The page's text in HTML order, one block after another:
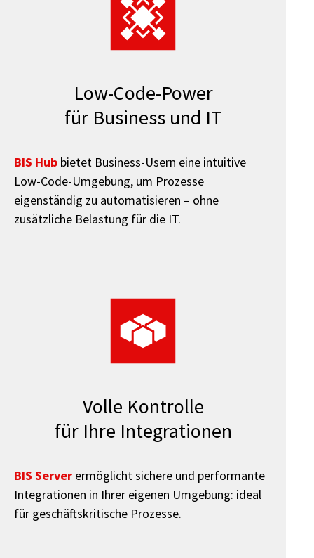
Low-Code-Power
für Business und IT
BIS Hubbietet Business-Usern eine intuitive
Low-Code-Umgebung, um Prozesse
eigenständig zu automatisieren – ohne
zusätzliche Belastung für die IT.
Volle Kontrolle
für Ihre Integrationen
BIS Serverermöglicht sichere und performante
Integrationen in Ihrer eigenen Umgebung: ideal
für geschäftskritische Prozesse.